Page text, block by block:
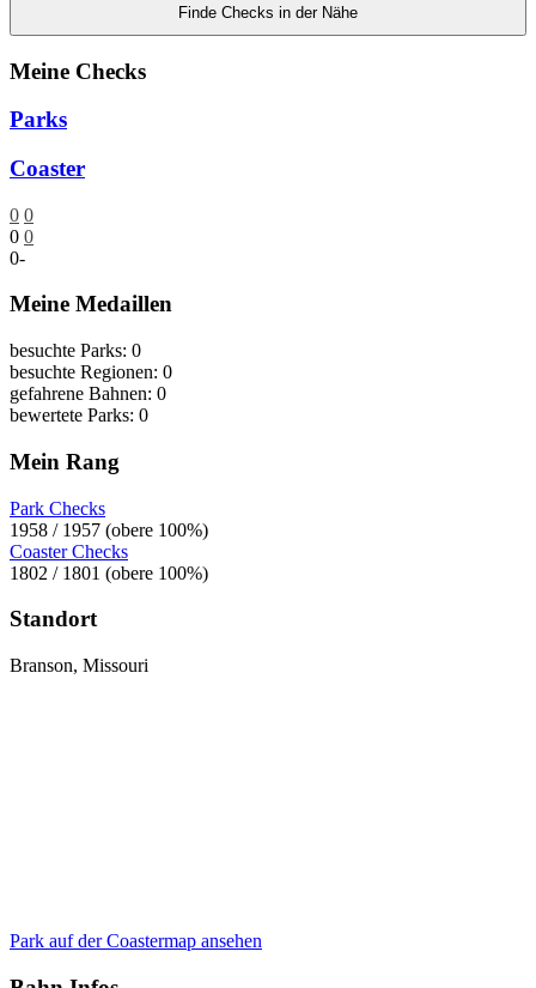
Finde Checks in der Nähe
Meine Checks
Parks
Coaster
0 0
0 0
0-
Meine Medaillen
besuchte Parks: 0
besuchte Regionen: 0
gefahrene Bahnen: 0
bewertete Parks: 0
Mein Rang
Park Checks
1958 / 1957 (obere 100%)
Coaster Checks
1802 / 1801 (obere 100%)
Standort
Branson, Missouri
Park auf der Coastermap ansehen